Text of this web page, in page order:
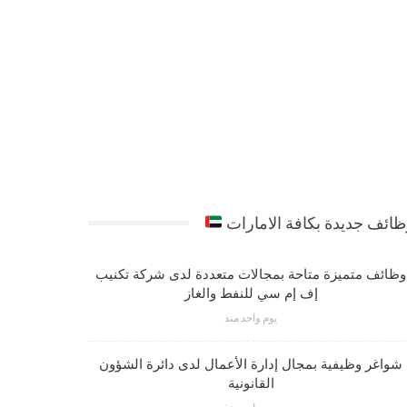
جديدة بكافة الامارات
وظائف متميزة متاحة بمجالات متعددة لدى شركة تكنيب
إف إم سي للنفط والغاز
يوم واحد منذ
شواغر وظيفية بمجال إدارة الأعمال لدى دائرة الشؤون
القانونية